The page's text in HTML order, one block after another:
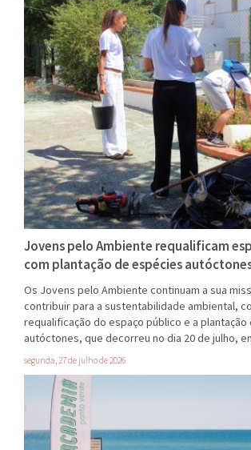
Jovens pelo Ambiente requalificam
com plantação de espécies
Os Jovens pelo Ambiente continuam a sua
contribuir para a sustentabilidade ambiental,
requalificação do espaço público e a
autóctones, que decorreu no dia 20 de julho,
segunda, 27 de julho de 2026